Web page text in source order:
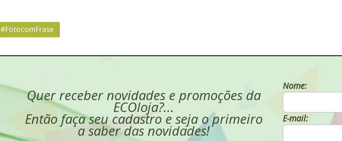
#FotocomFrase
Quer receber novidades e promoções da
ECOloja?...
Então faça seu cadastro e seja o primeiro
a saber das novidades!
Nome:
E-mail: